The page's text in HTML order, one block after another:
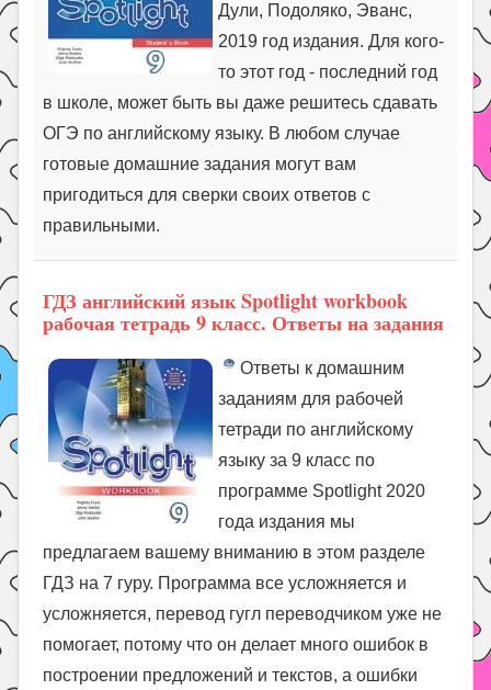
Дули, Подоляко, Эванс,
2019 год издания. Для кого-
то этот год - последний год
в школе, может быть вы даже решитесь сдавать
ОГЭ по английскому языку. В любом случае
готовые домашние задания могут вам
пригодиться для сверки своих ответов с
правильными.
ГДЗ английский язык Spotlight workbook
рабочая тетрадь 9 класс. Ответы на задания
Ответы к домашним
заданиям для рабочей
тетради по английскому
языку за 9 класс по
программе Spotlight 2020
года издания мы
предлагаем вашему вниманию в этом разделе
ГДЗ на 7 гуру. Программа все усложняется и
усложняется, перевод гугл переводчиком уже не
помогает, потому что он делает много ошибок в
построении предложений и текстов, а ошибки